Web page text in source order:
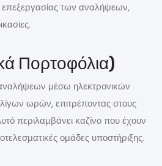
επεξεργασίας των αναλήψεων,
Πορτοφόλια)
μέσω ηλεκτρονικών
ωρών, επιτρέποντας στους
περιλαμβάνει καζίνο που έχουν
ομάδες υποστήριξης.